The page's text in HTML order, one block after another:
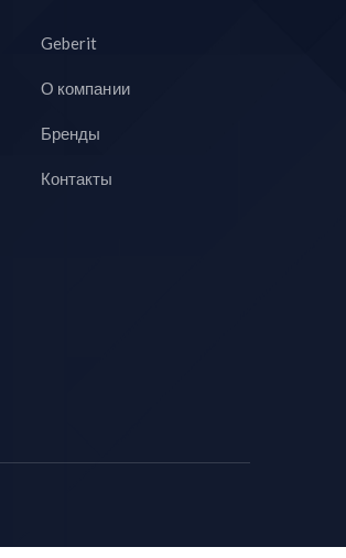
Geberit
О компании
Бренды
Контакты